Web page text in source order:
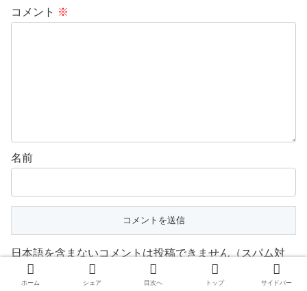
コメント ※
名前
日本語を含まないコメントは投稿できません（スパム対
策）
ホーム シェア 目次へ トップ サイドバー